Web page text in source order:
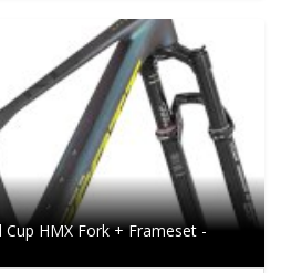
Cup HMX Fork + Frameset -